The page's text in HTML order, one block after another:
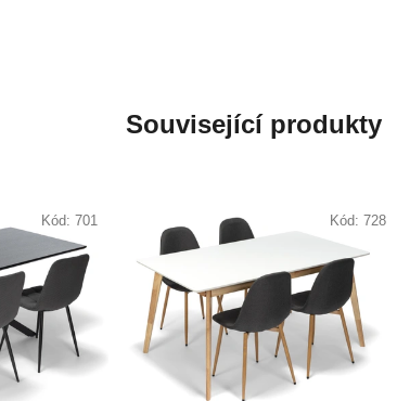
Související produkty
Kód: 701 Kód: 728